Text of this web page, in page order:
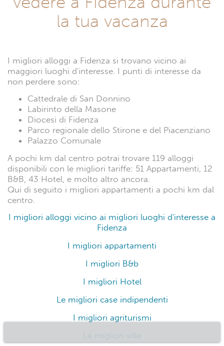
la tua vacanza
I migliori alloggi a Fidenza si trovano vicino ai
maggiori luoghi d'interesse. I punti di interesse da
non perdere sono:
Cattedrale di San Donnino
Labirinto della Masone
Diocesi di Fidenza
Parco regionale dello Stirone e del Piacenziano
Palazzo Comunale
A pochi km dal centro potrai trovare 119 alloggi
disponibili con le migliori tariffe: 51 Appartamenti, 12
B&B, 43 Hotel, e molto altro ancora.
Qui di seguito i migliori appartamenti a pochi km dal
centro.
I migliori alloggi vicino ai migliori luoghi d'interesse a
Fidenza
I migliori appartamenti
I migliori B&b
I migliori Hotel
Le migliori case indipendenti
I migliori agriturismi
Le migliori ville